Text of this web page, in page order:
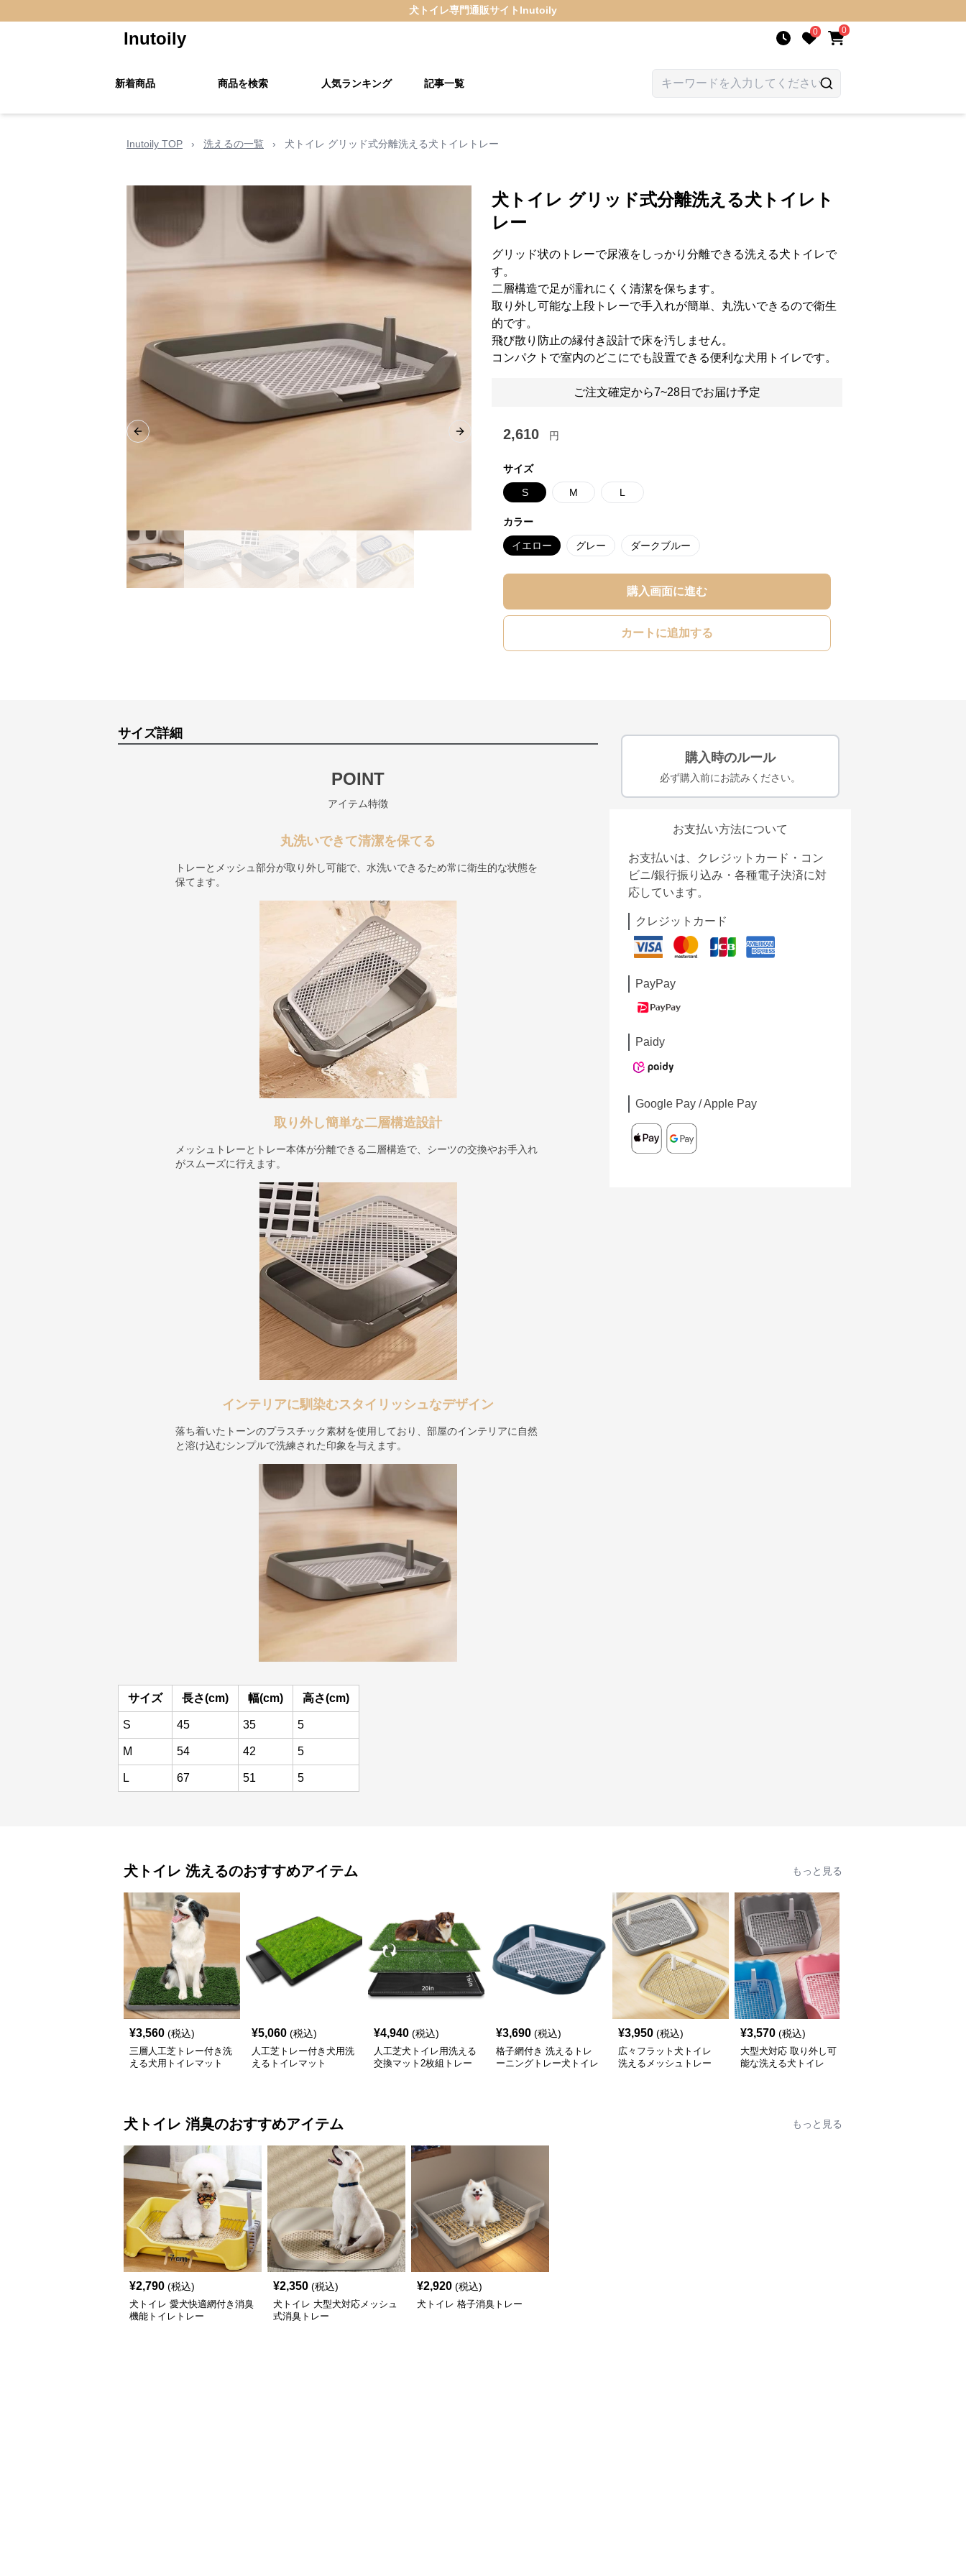
犬トイレ専門通販サイト Inutoily
Inutoily 0 0
新着商品 商品を検索 人気ランキング 記事一覧
Inutoily TOP › 洗えるの一覧 › 犬トイレ グリッド式分離洗える犬トイレトレー
Previous slide Next slide
犬トイレ グリッド式分離洗える犬トイレト
レー
グリッド状のトレーで尿液をしっかり分離できる洗える犬トイレで
す。
二層構造で足が濡れにくく清潔を保ちます。
取り外し可能な上段トレーで手入れが簡単、丸洗いできるので衛生
的です。
飛び散り防止の縁付き設計で床を汚しません。
コンパクトで室内のどこにでも設置できる便利な犬用トイレです。
ご注文確定から7~28日でお届け予定
2,610 円
サイズ
S M L
カラー
イエロー グレー ダークブルー
購入画面に進む
カートに追加する
サイズ詳細
POINT
アイテム特徴
丸洗いできて清潔を保てる
トレーとメッシュ部分が取り外し可能で、水洗いできるため常に衛生的な状態を
保てます。
取り外し簡単な二層構造設計
メッシュトレーとトレー本体が分離できる二層構造で、シーツの交換やお手入れ
がスムーズに行えます。
インテリアに馴染むスタイリッシュなデザイン
落ち着いたトーンのプラスチック素材を使用しており、部屋のインテリアに自然
と溶け込むシンプルで洗練された印象を与えます。
サイズ 長さ(cm) 幅(cm) 高さ(cm)
S 45 35 5
M 54 42 5
L 67 51 5
購入時のルール
必ず購入前にお読みください。
お支払い方法について
お支払いは、クレジットカード・コン
ビニ/銀行振り込み・各種電子決済に対
応しています。
クレジットカード
PayPay
Paidy
Google Pay / Apple Pay
犬トイレ 洗えるのおすすめアイテム もっと見る
¥3,560 (税込)
三層人工芝トレー付き洗
える犬用トイレマット
¥5,060 (税込)
人工芝トレー付き犬用洗
えるトイレマット
¥4,940 (税込)
人工芝犬トイレ用洗える
交換マット2枚組トレー
¥3,690 (税込)
格子網付き 洗えるトレ
ーニングトレー犬トイレ
¥3,950 (税込)
広々フラット犬トイレ
洗えるメッシュトレー
¥3,570 (税込)
大型犬対応 取り外し可
能な洗える犬トイレ
犬トイレ 消臭のおすすめアイテム もっと見る
¥2,790 (税込)
犬トイレ 愛犬快適網付き消臭
機能トイレトレー
¥2,350 (税込)
犬トイレ 大型犬対応メッシュ
式消臭トレー
¥2,920 (税込)
犬トイレ 格子消臭トレー